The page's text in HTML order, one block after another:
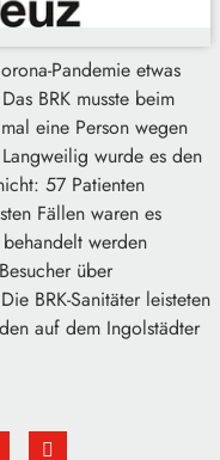
Pandemie etwas
BRK musste beim
eine Person wegen
wurde es den
57 Patienten
Fällen waren es
werden
über
BRK-Sanitäter leisteten
auf dem Ingolstädter